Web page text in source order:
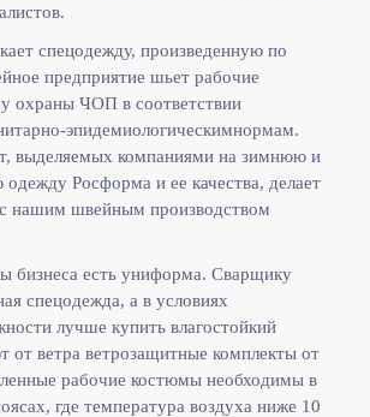
спецодежду, произведенную по
предприятие шьет рабочие
охраны ЧОП в соответствии
эпидемиологическимнормам.
выделяемых компаниями на зимнюю и
Росформа и ее качества, делает
с нашим швейным производством
бизнеса есть униформа. Сварщику
спецодежда, а в условиях
лучше купить влагостойкий
ветра ветрозащитные комплекты от
рабочие костюмы необходимы в
где температура воздуха ниже 10